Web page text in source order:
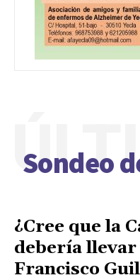
Sondeo
¿Cree que la
debería
Francisco